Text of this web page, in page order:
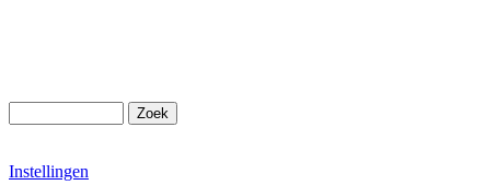
Instellingen